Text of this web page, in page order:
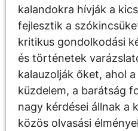
kalandokra hívják a
fejlesztik a
kritikus gondolkodási
és történetek
kalauzolják őket, ahol
küzdelem, a barátság
nagy kérdései állnak a
közös olvasási